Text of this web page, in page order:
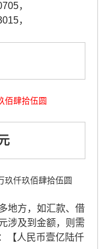
，
，
佰肆拾伍圆
玖仟玖佰肆拾伍圆
地方，如汇款、借
涉及到金额，则需
【人民币壹亿陆仟